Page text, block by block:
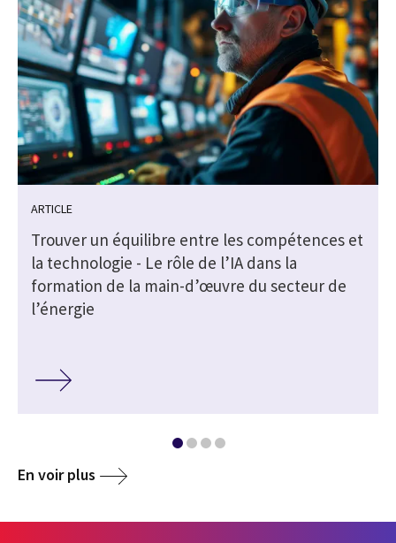
ARTICLE
Trouver un équilibre entre les compétences et
la technologie - Le rôle de l’IA dans la
formation de la main-d’œuvre du secteur de
l’énergie
En voir plus